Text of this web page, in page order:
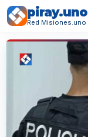
piray.uno
Red Misiones.uno